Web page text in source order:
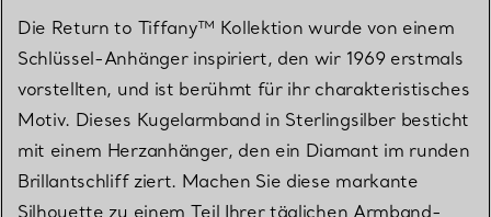
Die Return to Tiffany™ Kollektion wurde von einem
Schlüssel-Anhänger inspiriert, den wir 1969 erstmals
vorstellten, und ist berühmt für ihr charakteristisches
Motiv. Dieses Kugelarmband in Sterlingsilber besticht
mit einem Herzanhänger, den ein Diamant im runden
Brillantschliff ziert. Machen Sie diese markante
Silhouette zu einem Teil Ihrer täglichen Armband-